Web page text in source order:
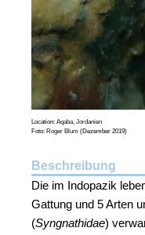
Location: Aqaba, Jordanien
Foto: Roger Blum(Dezember 2019)
Beschreibung
Die im Indopazik
Gattung und 5 Arten
(Syngnathidae)